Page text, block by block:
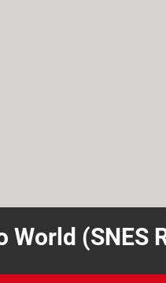
World (SNES